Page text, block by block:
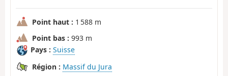
Point haut : 1 588 m
Point bas : 993 m
Pays : Suisse
Région : Massif du Jura